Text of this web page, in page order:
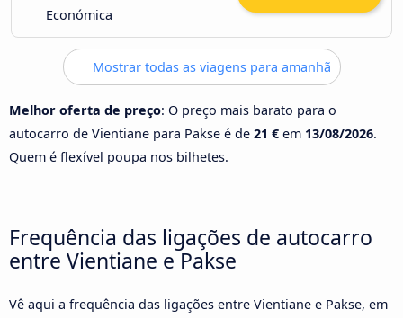
Económica
Mostrar todas as viagens para amanhã
Melhor oferta de preço: O preço mais barato para o
autocarro de Vientiane para Pakse é de 21 € em 13/08/2026.
Quem é flexível poupa nos bilhetes.
Frequência das ligações de autocarro
entre Vientiane e Pakse
Vê aqui a frequência das ligações entre Vientiane e Pakse, em